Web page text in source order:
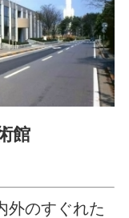
館
外のすぐれた